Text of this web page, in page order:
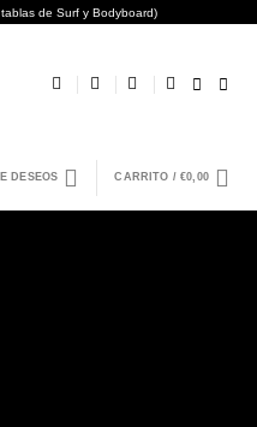
de Surf y Bodyboard)
DESEOS CARRITO /€0,00